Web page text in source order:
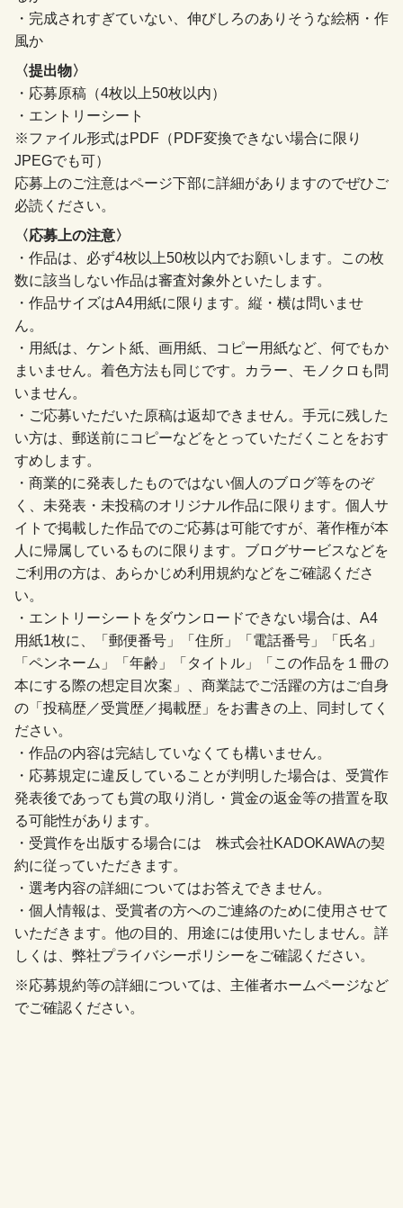
・完成されすぎていない、伸びしろのありそうな絵柄・作
風か
〈提出物〉
・応募原稿（4枚以上50枚以内）
・エントリーシート
※ファイル形式はPDF（PDF変換できない場合に限り
JPEGでも可）
応募上のご注意はページ下部に詳細がありますのでぜひご
必読ください。
〈応募上の注意〉
・作品は、必ず4枚以上50枚以内でお願いします。この枚
数に該当しない作品は審査対象外といたします。
・作品サイズはA4用紙に限ります。縦・横は問いませ
ん。
・用紙は、ケント紙、画用紙、コピー用紙など、何でもか
まいません。着色方法も同じです。カラー、モノクロも問
いません。
・ご応募いただいた原稿は返却できません。手元に残した
い方は、郵送前にコピーなどをとっていただくことをおす
すめします。
・商業的に発表したものではない個人のブログ等をのぞ
く、未発表・未投稿のオリジナル作品に限ります。個人サ
イトで掲載した作品でのご応募は可能ですが、著作権が本
人に帰属しているものに限ります。ブログサービスなどを
ご利用の方は、あらかじめ利用規約などをご確認くださ
い。
・エントリーシートをダウンロードできない場合は、A4
用紙1枚に、「郵便番号」「住所」「電話番号」「氏名」
「ペンネーム」「年齢」「タイトル」「この作品を１冊の
本にする際の想定目次案」、商業誌でご活躍の方はご自身
の「投稿歴／受賞歴／掲載歴」をお書きの上、同封してく
ださい。
・作品の内容は完結していなくても構いません。
・応募規定に違反していることが判明した場合は、受賞作
発表後であっても賞の取り消し・賞金の返金等の措置を取
る可能性があります。
・受賞作を出版する場合には 株式会社KADOKAWAの契
約に従っていただきます。
・選考内容の詳細についてはお答えできません。
・個人情報は、受賞者の方へのご連絡のために使用させて
いただきます。他の目的、用途には使用いたしません。詳
しくは、弊社プライバシーポリシーをご確認ください。
※応募規約等の詳細については、主催者ホームページなど
でご確認ください。